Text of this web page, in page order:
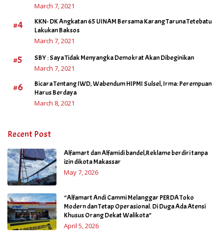
March 7, 2021
#4
KKN- DK Angkatan 65 UINAM Bersama Karang Taruna Tetebatu
Lakukan Baksos
March 7, 2021
#5 SBY : Saya Tidak Menyangka Demokrat Akan Dibeginikan
March 7, 2021
#6
Bicara Tentang IWD, Wabendum HIPMI Sulsel, Irma: Perempuan
Harus Berdaya
March 8, 2021
Recent Post
Alfamart dan Alfamidi bandel,Reklame berdiri tanpa
izin dikota Makassar
May 7, 2026
“Alfamart Andi Cammi Melanggar PERDA Toko
Modern dan Tetap Operasional. Di Duga Ada Atensi
Khusus Orang Dekat Walikota”
April 5, 2026